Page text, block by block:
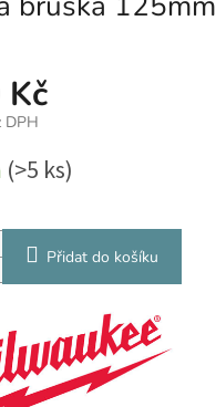
DPH
(>5 ks)
Přidat do košíku